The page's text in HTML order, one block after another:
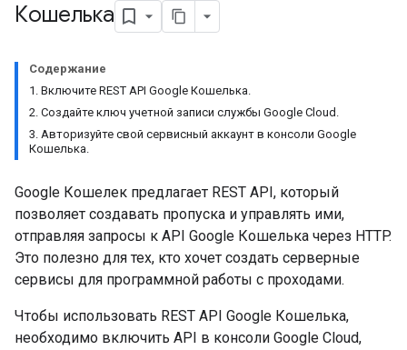
Кошелька
Содержание
1. Включите REST API Google Кошелька.
2. Создайте ключ учетной записи службы Google Cloud.
3. Авторизуйте свой сервисный аккаунт в консоли Google
Кошелька.
Google Кошелек предлагает REST API, который
позволяет создавать пропуска и управлять ими,
отправляя запросы к API Google Кошелька через HTTP.
Это полезно для тех, кто хочет создать серверные
сервисы для программной работы с проходами.
Чтобы использовать REST API Google Кошелька,
необходимо включить API в консоли Google Cloud,